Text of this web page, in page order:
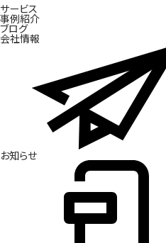
サービス
ブランド開
事例紹介
ブログ
会社情報
お知らせ